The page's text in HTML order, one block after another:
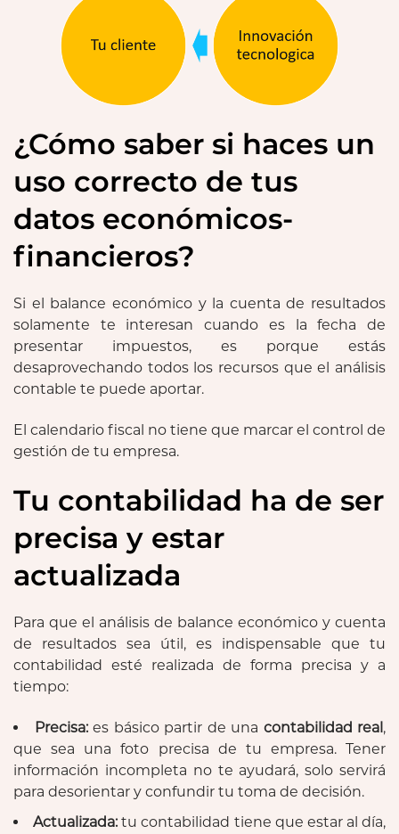
¿Cómo saber si haces un
uso correcto de tus
datos económicos-
financieros?
Si el balance económico y la cuenta de resultados
solamente te interesan cuando es la fecha de
presentar impuestos, es porque estás
desaprovechando todos los recursos que el análisis
contable te puede aportar.
El calendario fiscal no tiene que marcar el control de
gestión de tu empresa.
Tu contabilidad ha de ser
precisa y estar
actualizada
Para que el análisis de balance económico y cuenta
de resultados sea útil, es indispensable que tu
contabilidad esté realizada de forma precisa y a
tiempo:
Precisa:es básico partir de una contabilidad real,
que sea una foto precisa de tu empresa. Tener
información incompleta no te ayudará, solo servirá
para desorientar y confundir tu toma de decisión.
Actualizada: tu contabilidad tiene que estar al día,